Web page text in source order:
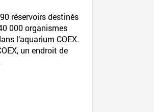
réservoirs destinés
000 organismes
l’aquarium COEX.
un endroit de